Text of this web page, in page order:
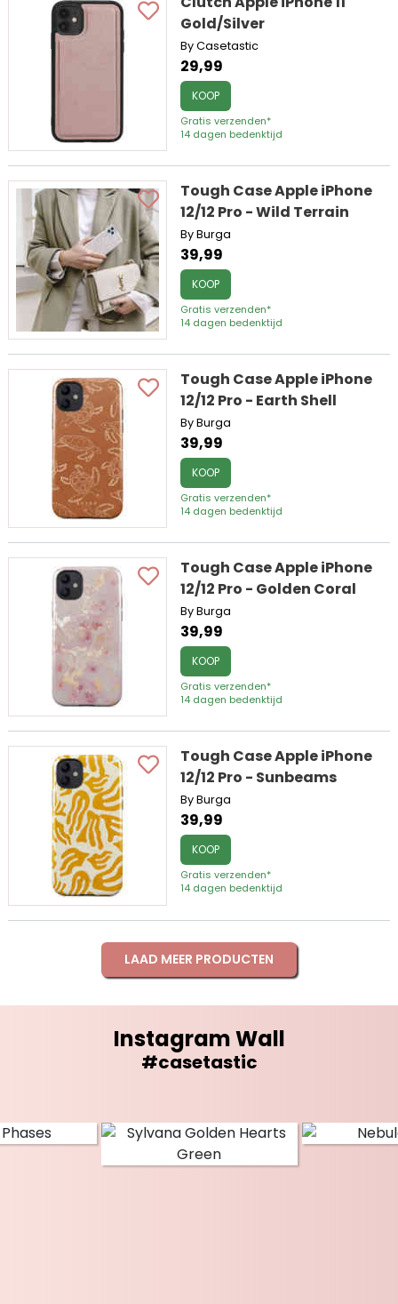
Gold/Silver
By Casetastic
29,99
KOOP
Gratis verzenden*
14 dagen bedenktijd
Tough Case Apple iPhone
12/12 Pro - Wild Terrain
By Burga
39,99
KOOP
Gratis verzenden*
14 dagen bedenktijd
Tough Case Apple iPhone
12/12 Pro - Earth Shell
By Burga
39,99
KOOP
Gratis verzenden*
14 dagen bedenktijd
Tough Case Apple iPhone
12/12 Pro - Golden Coral
By Burga
39,99
KOOP
Gratis verzenden*
14 dagen bedenktijd
Tough Case Apple iPhone
12/12 Pro - Sunbeams
By Burga
39,99
KOOP
Gratis verzenden*
14 dagen bedenktijd
LAAD MEER PRODUCTEN
Instagram Wall
#casetastic